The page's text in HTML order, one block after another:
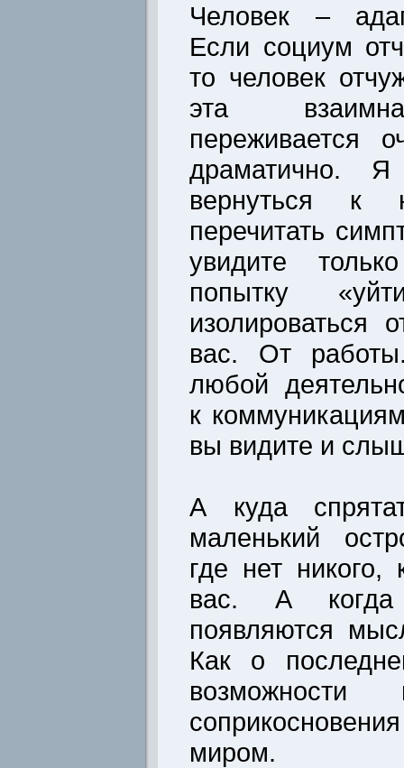
Человек –
Если социум
то человек
эта
переживается
драматично.
вернуться к
перечитать
увидите
попытку
изолироваться
вас. От
любой
к
вы видите и
А куда
маленький
где нет
вас. А
появляются
Как о
возможности
миром.